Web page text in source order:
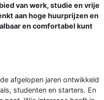
van werk, studie en vrije
aan hoge huurprijzen en
en comfortabel kunt
afgelopen jaren ontwikkeld
studenten en starters. En